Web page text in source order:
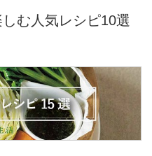
む人気レシピ10選